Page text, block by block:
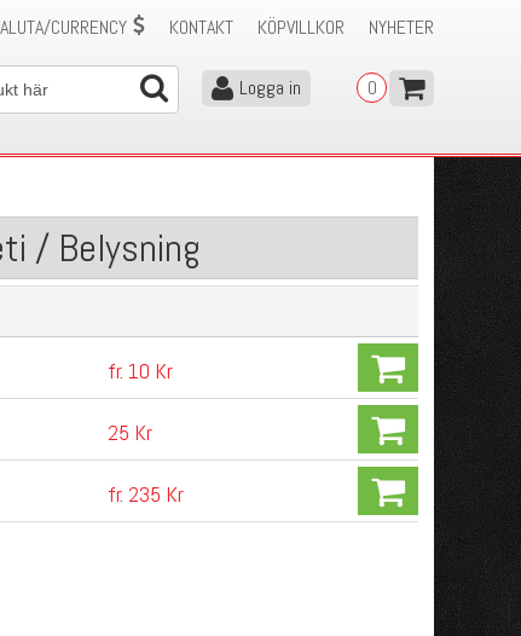
NYHETER
KÖPVILLKOR
KONTAKT
CURRENCY
0
Logga in
/ Belysning
fr. 10 Kr
25 Kr
fr. 235 Kr